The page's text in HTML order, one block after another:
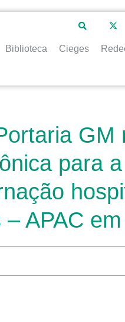
Biblioteca Cieges
GM
para
APAC